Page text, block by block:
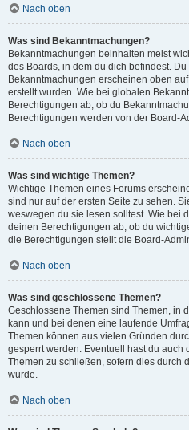
Nach oben
Was sind Bekanntmachungen?
Bekanntmachungen beinhalten meist
des Boards, in dem du dich befindest.
Bekanntmachungen erscheinen oben
erstellt wurden. Wie bei globalen
Berechtigungen ab, ob du
Berechtigungen werden von der Board-
Nach oben
Was sind wichtige Themen?
Wichtige Themen eines Forums
sind nur auf der ersten Seite zu sehen.
weswegen du sie lesen solltest. Wie bei
deinen Berechtigungen ab, ob du
die Berechtigungen stellt die Board-
Nach oben
Was sind geschlossene Themen?
Geschlossene Themen sind Themen, in
kann und bei denen eine laufende
Themen können aus vielen Gründen
gesperrt werden. Eventuell hast du auch
Themen zu schließen, sofern dies durch
wurde.
Nach oben